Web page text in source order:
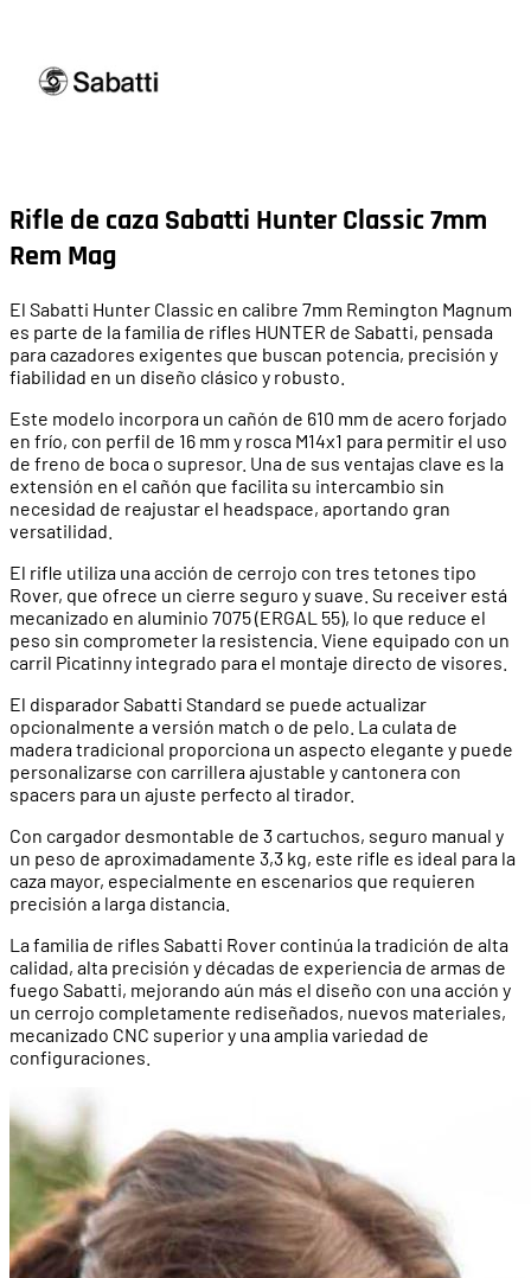
Rifle de caza Sabatti Hunter Classic 7mm
Rem Mag
El Sabatti Hunter Classic en calibre 7mm Remington Magnum
es parte de la familia de rifles HUNTER de Sabatti, pensada
para cazadores exigentes que buscan potencia, precisión y
fiabilidad en un diseño clásico y robusto.
Este modelo incorpora un cañón de 610 mm de acero forjado
en frío, con perfil de 16 mm y rosca M14x1 para permitir el uso
de freno de boca o supresor. Una de sus ventajas clave es la
extensión en el cañón que facilita su intercambio sin
necesidad de reajustar el headspace, aportando gran
versatilidad.
El rifle utiliza una acción de cerrojo con tres tetones tipo
Rover, que ofrece un cierre seguro y suave. Su receiver está
mecanizado en aluminio 7075 (ERGAL 55), lo que reduce el
peso sin comprometer la resistencia. Viene equipado con un
carril Picatinny integrado para el montaje directo de visores.
El disparador Sabatti Standard se puede actualizar
opcionalmente a versión match o de pelo. La culata de
madera tradicional proporciona un aspecto elegante y puede
personalizarse con carrillera ajustable y cantonera con
spacers para un ajuste perfecto al tirador.
Con cargador desmontable de 3 cartuchos, seguro manual y
un peso de aproximadamente 3,3 kg, este rifle es ideal para la
caza mayor, especialmente en escenarios que requieren
precisión a larga distancia.
La familia de rifles Sabatti Rover continúa la tradición de alta
calidad, alta precisión y décadas de experiencia de armas de
fuego Sabatti, mejorando aún más el diseño con una acción y
un cerrojo completamente rediseñados, nuevos materiales,
mecanizado CNC superior y una amplia variedad de
configuraciones.